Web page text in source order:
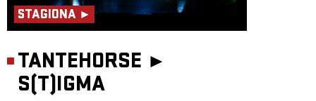
STAGIONA ►
TANTEHORSE ►
S(T)IGMA